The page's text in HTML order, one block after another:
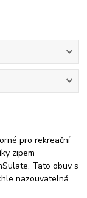
pro rekreační
zipem
Tato obuv s
nazouvatelná